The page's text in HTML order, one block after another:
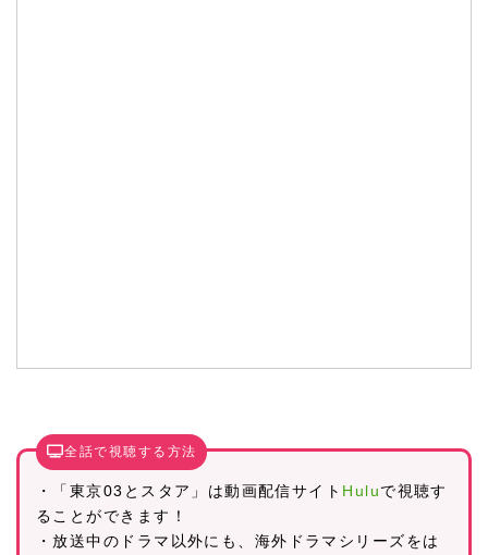
全話で視聴する方法
・「東京03とスタア」は動画配信サイト Huluで視聴す
ることができます！
・放送中のドラマ以外にも、海外ドラマシリーズをは